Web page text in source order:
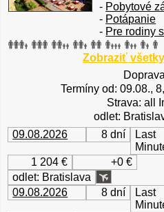
- Pobytové
- Potápanie
- Pre rodiny
Zobraziť
Termíny od: 09.08.,
Strava: all
odlet:
09.08.2026
8 dní
Last
1 204 €
+0 €
odlet: Bratislava
09.08.2026
8 dní
Last